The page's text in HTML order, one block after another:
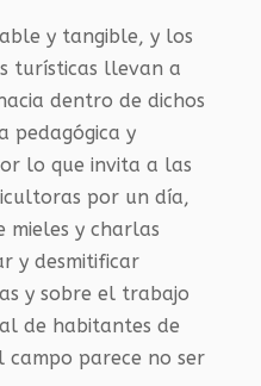
y tangible, y los
turísticas llevan a
dentro de dichos
pedagógica y
lo que invita a las
por un día,
mieles y charlas
y desmitificar
y sobre el trabajo
de habitantes de
campo parece no ser